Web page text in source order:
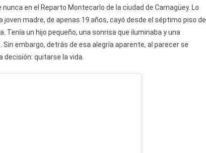
Madre
Pierde
La
Vida
Tras
en el Reparto Montecarlo de la ciudad de Camagüey. Lo
madre, de apenas 19 años, cayó desde el séptimo piso de
Tenía un hijo pequeño, una sonrisa que iluminaba y una
embargo, detrás de esa alegría aparente, al parecer se
decisión: quitarse la vida.